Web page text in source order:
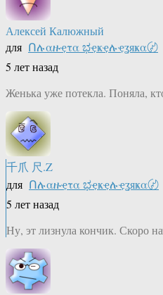
Алексей Калюжный
для Ոሉαዙҿτα ಭҿҝҿሉҿʓяҝα〄
5 лет назад
Женька уже потекла. Поняла,
千爪 尺.Z
для Ոሉαዙҿτα ಭҿҝҿሉҿʓяҝα〄
5 лет назад
Ну, эт лизнула кончик. Скоро